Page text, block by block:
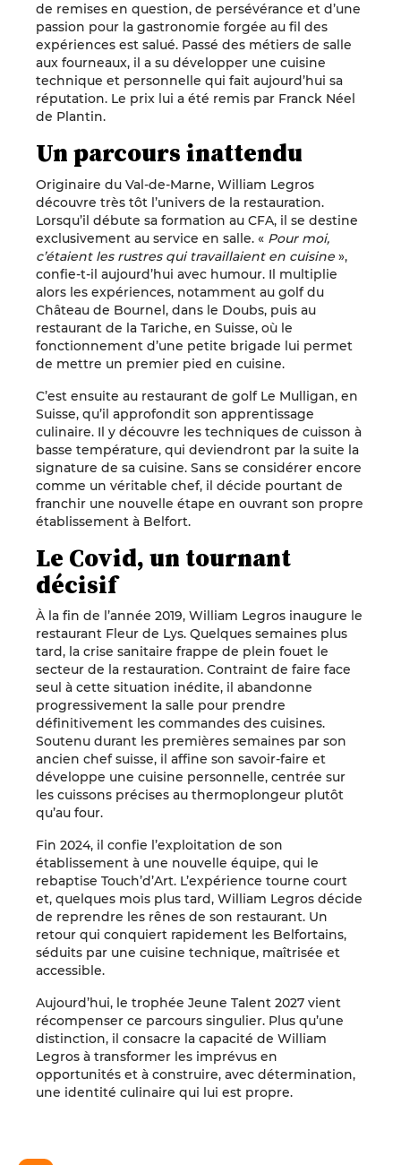
de remises en question, de persévérance et d’une
passion pour la gastronomie forgée au fil des
expériences est salué. Passé des métiers de salle
aux fourneaux, il a su développer une cuisine
technique et personnelle qui fait aujourd’hui sa
réputation. Le prix lui a été remis par Franck Néel
de Plantin.
Un parcours inattendu
Originaire du Val-de-Marne, William Legros
découvre très tôt l’univers de la restauration.
Lorsqu’il débute sa formation au CFA, il se destine
exclusivement au service en salle. « Pour moi,
c’étaient les rustres qui travaillaient en cuisine »,
confie-t-il aujourd’hui avec humour. Il multiplie
alors les expériences, notamment au golf du
Château de Bournel, dans le Doubs, puis au
restaurant de la Tariche, en Suisse, où le
fonctionnement d’une petite brigade lui permet
de mettre un premier pied en cuisine.
C’est ensuite au restaurant de golf Le Mulligan, en
Suisse, qu’il approfondit son apprentissage
culinaire. Il y découvre les techniques de cuisson à
basse température, qui deviendront par la suite la
signature de sa cuisine. Sans se considérer encore
comme un véritable chef, il décide pourtant de
franchir une nouvelle étape en ouvrant son propre
établissement à Belfort.
Le Covid, un tournant
décisif
À la fin de l’année 2019, William Legros inaugure le
restaurant Fleur de Lys. Quelques semaines plus
tard, la crise sanitaire frappe de plein fouet le
secteur de la restauration. Contraint de faire face
seul à cette situation inédite, il abandonne
progressivement la salle pour prendre
définitivement les commandes des cuisines.
Soutenu durant les premières semaines par son
ancien chef suisse, il affine son savoir-faire et
développe une cuisine personnelle, centrée sur
les cuissons précises au thermoplongeur plutôt
qu’au four.
Fin 2024, il confie l’exploitation de son
établissement à une nouvelle équipe, qui le
rebaptise Touch’d’Art. L’expérience tourne court
et, quelques mois plus tard, William Legros décide
de reprendre les rênes de son restaurant. Un
retour qui conquiert rapidement les Belfortains,
séduits par une cuisine technique, maîtrisée et
accessible.
Aujourd’hui, le trophée Jeune Talent 2027 vient
récompenser ce parcours singulier. Plus qu’une
distinction, il consacre la capacité de William
Legros à transformer les imprévus en
opportunités et à construire, avec détermination,
une identité culinaire qui lui est propre.